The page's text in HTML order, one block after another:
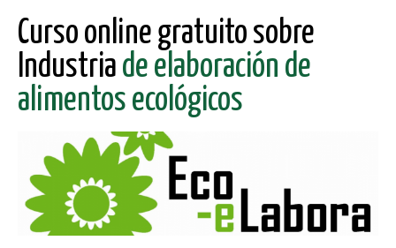
Curso online gratuito sobre
Industria de elaboración de
alimentos ecológicos